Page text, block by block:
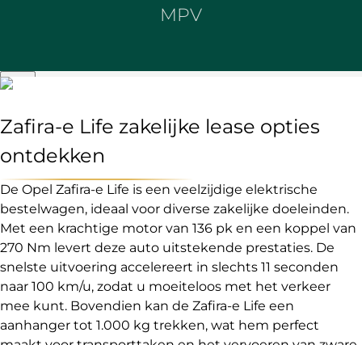
MPV
Zafira-e Life zakelijke lease opties
ontdekken
De Opel Zafira-e Life is een veelzijdige elektrische
bestelwagen, ideaal voor diverse zakelijke doeleinden.
Met een krachtige motor van 136 pk en een koppel van
270 Nm levert deze auto uitstekende prestaties. De
snelste uitvoering accelereert in slechts 11 seconden
naar 100 km/u, zodat u moeiteloos met het verkeer
mee kunt. Bovendien kan de Zafira-e Life een
aanhanger tot 1.000 kg trekken, wat hem perfect